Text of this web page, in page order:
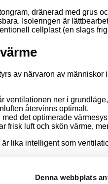
Denna webbplats
dräne­rad med grus
Isoleringen är
cellplast (en slags
av närvaron av
ventilationen ner i
återvinns optimalt.
det optimerade
frisk luft och skön värme,
lika intelligent som